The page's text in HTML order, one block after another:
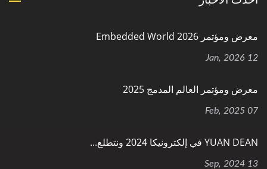
معرض ومؤتمر Embedded World 2026
12 Jan, 2026
معرض ومؤتمر العالم المدمج 2025
07 Feb, 2025
YUAN DEAN في إلكترونيكا 2024 ونتطلع...
13 Sep, 2024